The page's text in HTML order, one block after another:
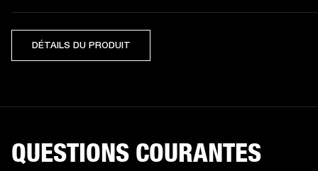
DÉTAILS DU PRODUIT
QUESTIONS COURANTES